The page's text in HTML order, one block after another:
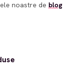
noastre de blog